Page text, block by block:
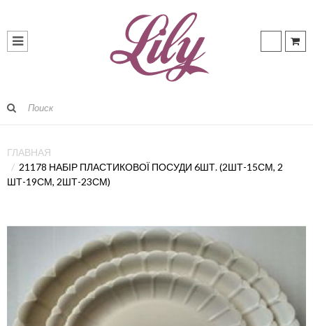
ГЛАВНАЯ
21178 НАБІР ПЛАСТИКОВОЇ ПОСУДИ 6ШТ. (2ШТ-15СМ, 2
ШТ-19СМ, 2ШТ-23СМ)